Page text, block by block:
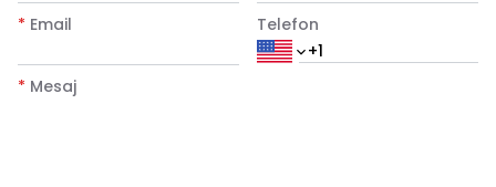
* Email Telefon
* Mesaj